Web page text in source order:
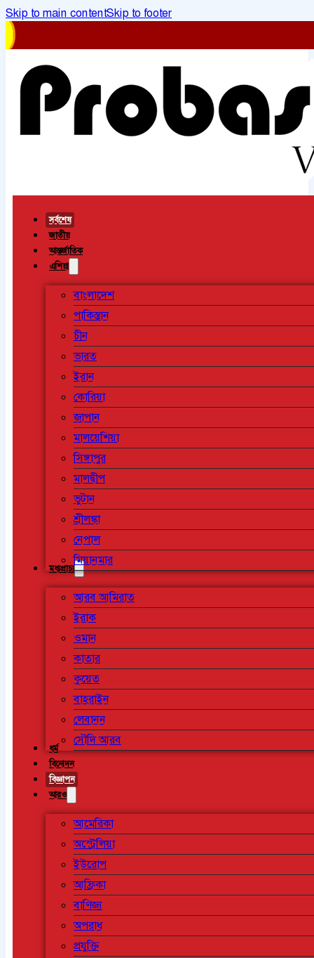
Skip to main contentSkip to footer
সর্বশেষ
জাতীয়
আন্তর্জাতিক
এশিয়া
বাংলাদেশ
পাকিস্তান
চীন
ভারত
ইরান
কোরিয়া
জাপান
মালয়েশিয়া
সিঙ্গাপুর
মালদ্বীপ
ভুটান
শ্রীলঙ্কা
নেপাল
মিয়ানমার
মধ্যপ্রাচ্য
আরব আমিরাত
ইরাক
ওমান
কাতার
কুয়েত
বাহরাইন
লেবানন
সৌদি আরব
ধর্ম
বিনোদন
বিজ্ঞাপন
আরও
আমেরিকা
অস্ট্রেলিয়া
ইউরোপ
আফ্রিকা
বাণিজ্য
অপরাধ
প্রযুক্তি